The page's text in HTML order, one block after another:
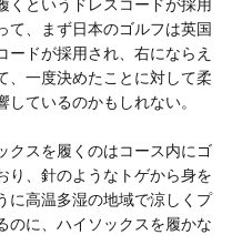
くというドレスコードが採用
て、まず日本のゴルフは英国
ードが採用され、右にならえ
、一度決めたことに対して柔
ているのかもしれない。
クスを履くのはコース内にゴ
り、針のようなトゲから身を
に高温多湿の地域で涼しくプ
のに、ハイソックスを履かな